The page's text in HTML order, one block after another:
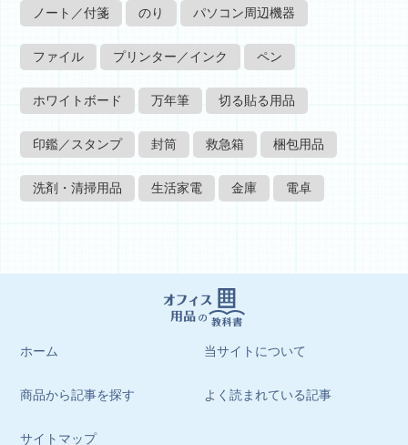
ノート／付箋 のり パソコン周辺機器
ファイル プリンター／インク ペン
ホワイトボード 万年筆 切る貼る用品
印鑑／スタンプ 封筒 救急箱 梱包用品
洗剤・清掃用品 生活家電 金庫 電卓
ホーム 当サイトについて
商品から記事を探す よく読まれている記事
サイトマップ